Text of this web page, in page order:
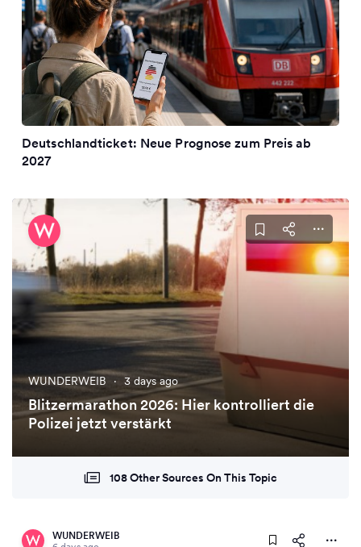
Deutschlandticket: Neue Prognose zum Preis ab
2027
WUNDERWEIB · 3 days ago
Blitzermarathon 2026: Hier kontrolliert die
Polizei jetzt verstärkt
108 Other Sources On This Topic
WUNDERWEIB